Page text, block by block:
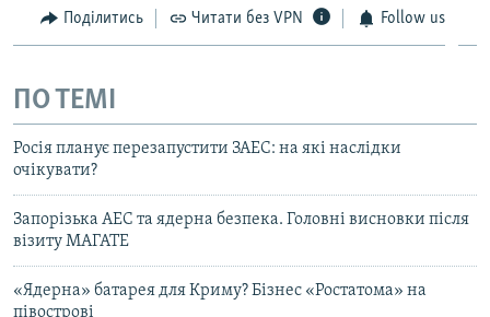
Поділитись Читати без VPN Follow us
ПО ТЕМІ
Росія планує перезапустити ЗАЕС: на які наслідки
очікувати?
Запорізька АЕС та ядерна безпека. Головні висновки після
візиту МАГАТЕ
«Ядерна» батарея для Криму? Бізнес «Ростатома» на
півострові